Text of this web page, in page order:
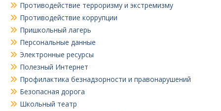
Противодействие терроризму и экстремизму
Противодействие коррупции
Пришкольный лагерь
Персональные данные
Электронные ресурсы
Полезный Интернет
Профилактика безнадзорности и правонарушений
Безопасная дорога
Школьный театр